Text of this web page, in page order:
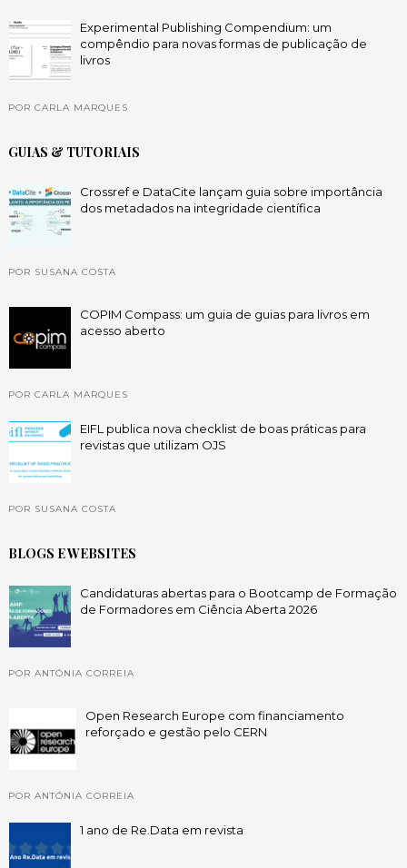
Experimental Publishing Compendium: um
compêndio para novas formas de publicação de
livros
POR CARLA MARQUES
GUIAS & TUTORIAIS
Crossref e DataCite lançam guia sobre importância
dos metadados na integridade científica
POR SUSANA COSTA
COPIM Compass: um guia de guias para livros em
acesso aberto
POR CARLA MARQUES
EIFL publica nova checklist de boas práticas para
revistas que utilizam OJS
POR SUSANA COSTA
BLOGS E WEBSITES
Candidaturas abertas para o Bootcamp de Formação
de Formadores em Ciência Aberta 2026
POR ANTÓNIA CORREIA
Open Research Europe com financiamento
reforçado e gestão pelo CERN
POR ANTÓNIA CORREIA
1 ano de Re.Data em revista